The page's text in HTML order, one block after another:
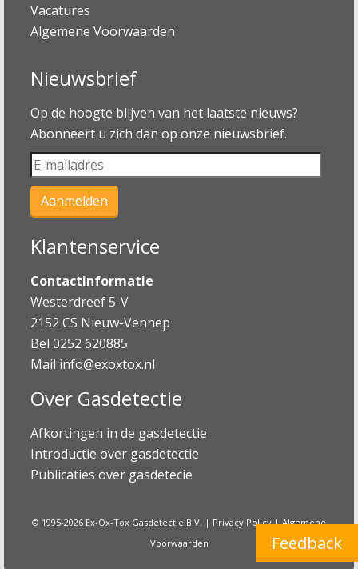
Feedback
Vacatures
Algemene Voorwaarden
Nieuwsbrief
Op de hoogte blijven van het laatste nieuws?
Abonneert u zich dan op onze nieuwsbrief.
Klantenservice
Contactinformatie
Westerdreef 5-V
2152 CS Nieuw-Vennep
Bel 0252 620885
Mail info@exoxtox.nl
Over Gasdetectie
Afkortingen in de gasdetectie
Introductie over gasdetectie
Publicaties over gasdetecie
© 1995-2026 Ex-Ox-Tox Gasdetectie B.V. | Privacy Policy|Algemene
Voorwaarden